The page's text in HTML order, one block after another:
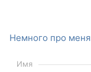
Немного про меня
Имя